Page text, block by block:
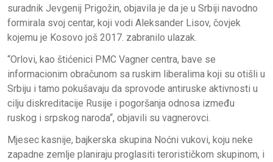
suradnik Jevgenij Prigožin, objavila je da je u Srbiji navodno
formirala svoj centar, koji vodi Aleksander Lisov, čovjek
kojemu je Kosovo još 2017. zabranilo ulazak.
“Orlovi, kao štićenici PMC Vagner centra, bave se
informacionim obračunom sa ruskim liberalima koji su otišli u
Srbiju i tamo pokušavaju da sprovode antiruske aktivnosti u
cilju diskreditacije Rusije i pogoršanja odnosa između
ruskog i srpskog naroda“, objavili su vagnerovci.
Mjesec kasnije, bajkerska skupina Noćni vukovi, koju neke
zapadne zemlje planiraju proglasiti terorističkom skupinom, i